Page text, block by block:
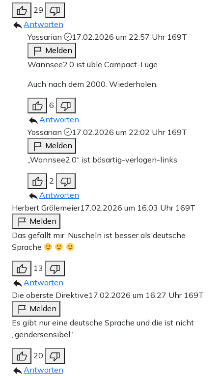
29
Antworten
Yossarian
17.02.2026 um 22:57 Uhr 169T
Melden
Wannsee2.0 ist üble Campact-Lüge.
Auch nach dem 2000. Wiederholen.
6
Antworten
Yossarian
17.02.2026 um 22:02 Uhr 169T
Melden
„Wannsee2.0“ ist bösartig-verlogen-links
2
Antworten
Herbert Grölemeier17.02.2026 um 16:03 Uhr 169T
Melden
Das gefällt mir. Nuscheln ist besser als deutsche
Sprache
13
Antworten
Die oberste Direktive17.02.2026 um 16:27 Uhr 169T
Melden
Es gibt nur eine deutsche Sprache und die ist nicht
„gendersensibel“.
20
Antworten